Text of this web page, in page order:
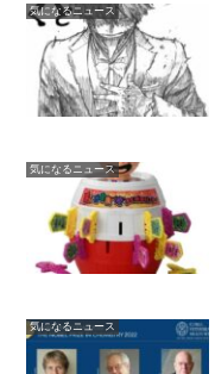
気になるニュース
気になるニュース
気になるニュース